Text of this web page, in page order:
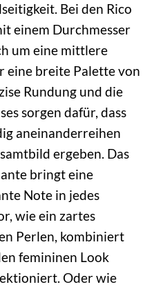
Bei den Rico
einem Durchmesser
um eine mittlere
eine breite Palette von
Rundung und die
sorgen dafür, dass
aneinanderreihen
ergeben. Das
bringt eine
Note in jedes
wie ein zartes
Perlen, kombiniert
femininen Look
Oder wie